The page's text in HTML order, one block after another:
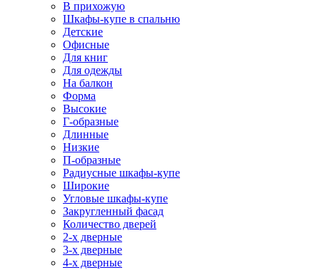
В прихожую
Шкафы-купе в спальню
Детские
Офисные
Для книг
Для одежды
На балкон
Форма
Высокие
Г-образные
Длинные
Низкие
П-образные
Радиусные шкафы-купе
Широкие
Угловые шкафы-купе
Закругленный фасад
Количество дверей
2-х дверные
3-х дверные
4-х дверные